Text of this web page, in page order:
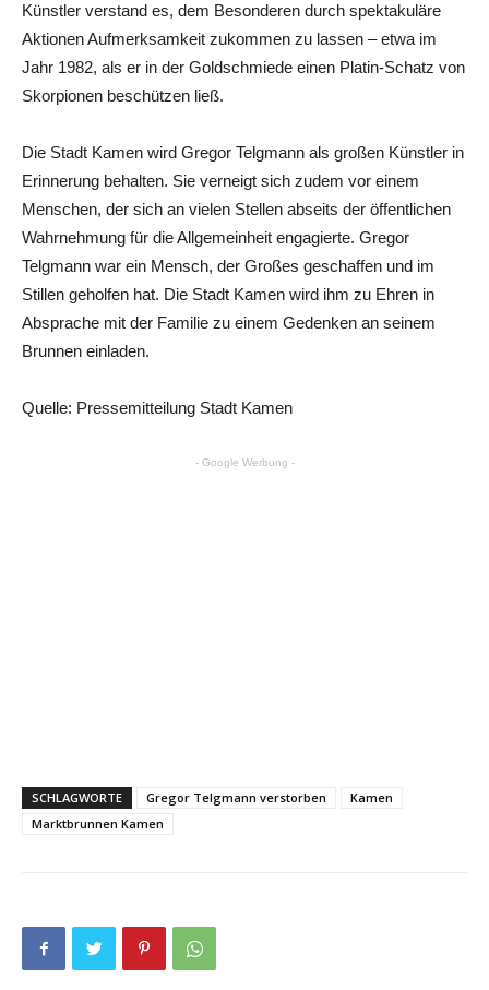
Künstler verstand es, dem Besonderen durch spektakuläre
Aktionen Aufmerksamkeit zukommen zu lassen – etwa im
Jahr 1982, als er in der Goldschmiede einen Platin-Schatz von
Skorpionen beschützen ließ.
Die Stadt Kamen wird Gregor Telgmann als großen Künstler in
Erinnerung behalten. Sie verneigt sich zudem vor einem
Menschen, der sich an vielen Stellen abseits der öffentlichen
Wahrnehmung für die Allgemeinheit engagierte. Gregor
Telgmann war ein Mensch, der Großes geschaffen und im
Stillen geholfen hat. Die Stadt Kamen wird ihm zu Ehren in
Absprache mit der Familie zu einem Gedenken an seinem
Brunnen einladen.
Quelle: Pressemitteilung Stadt Kamen
- Google Werbung -
SCHLAGWORTE Gregor Telgmann verstorben
Kamen
Marktbrunnen Kamen